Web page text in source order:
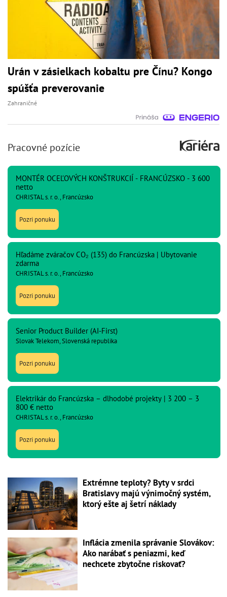
Urán v zásielkach kobaltu pre Čínu? Kongo
spúšťa preverovanie
Zahraničné
Pracovné pozície
MONTÉR OCEĽOVÝCH KONŠTRUKCIÍ - FRANCÚZSKO - 3 600
netto
CHRISTAL s. r. o., Francúzsko
Pozri ponuku
Hľadáme zváračov CO₂ (135) do Francúzska | Ubytovanie
zdarma
CHRISTAL s. r. o., Francúzsko
Pozri ponuku
Senior Product Builder (AI-First)
Slovak Telekom, Slovenská republika
Pozri ponuku
Elektrikár do Francúzska – dlhodobé projekty | 3 200 – 3
800 € netto
CHRISTAL s. r. o., Francúzsko
Pozri ponuku
Extrémne teploty? Byty v srdci
Bratislavy majú výnimočný systém,
ktorý ešte aj šetrí náklady
Inflácia zmenila správanie Slovákov:
Ako narábať s peniazmi, keď
nechcete zbytočne riskovať?